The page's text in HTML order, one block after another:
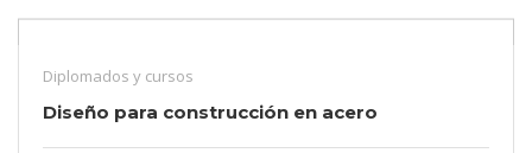
Diplomados y cursos
Diseño para construcción en acero